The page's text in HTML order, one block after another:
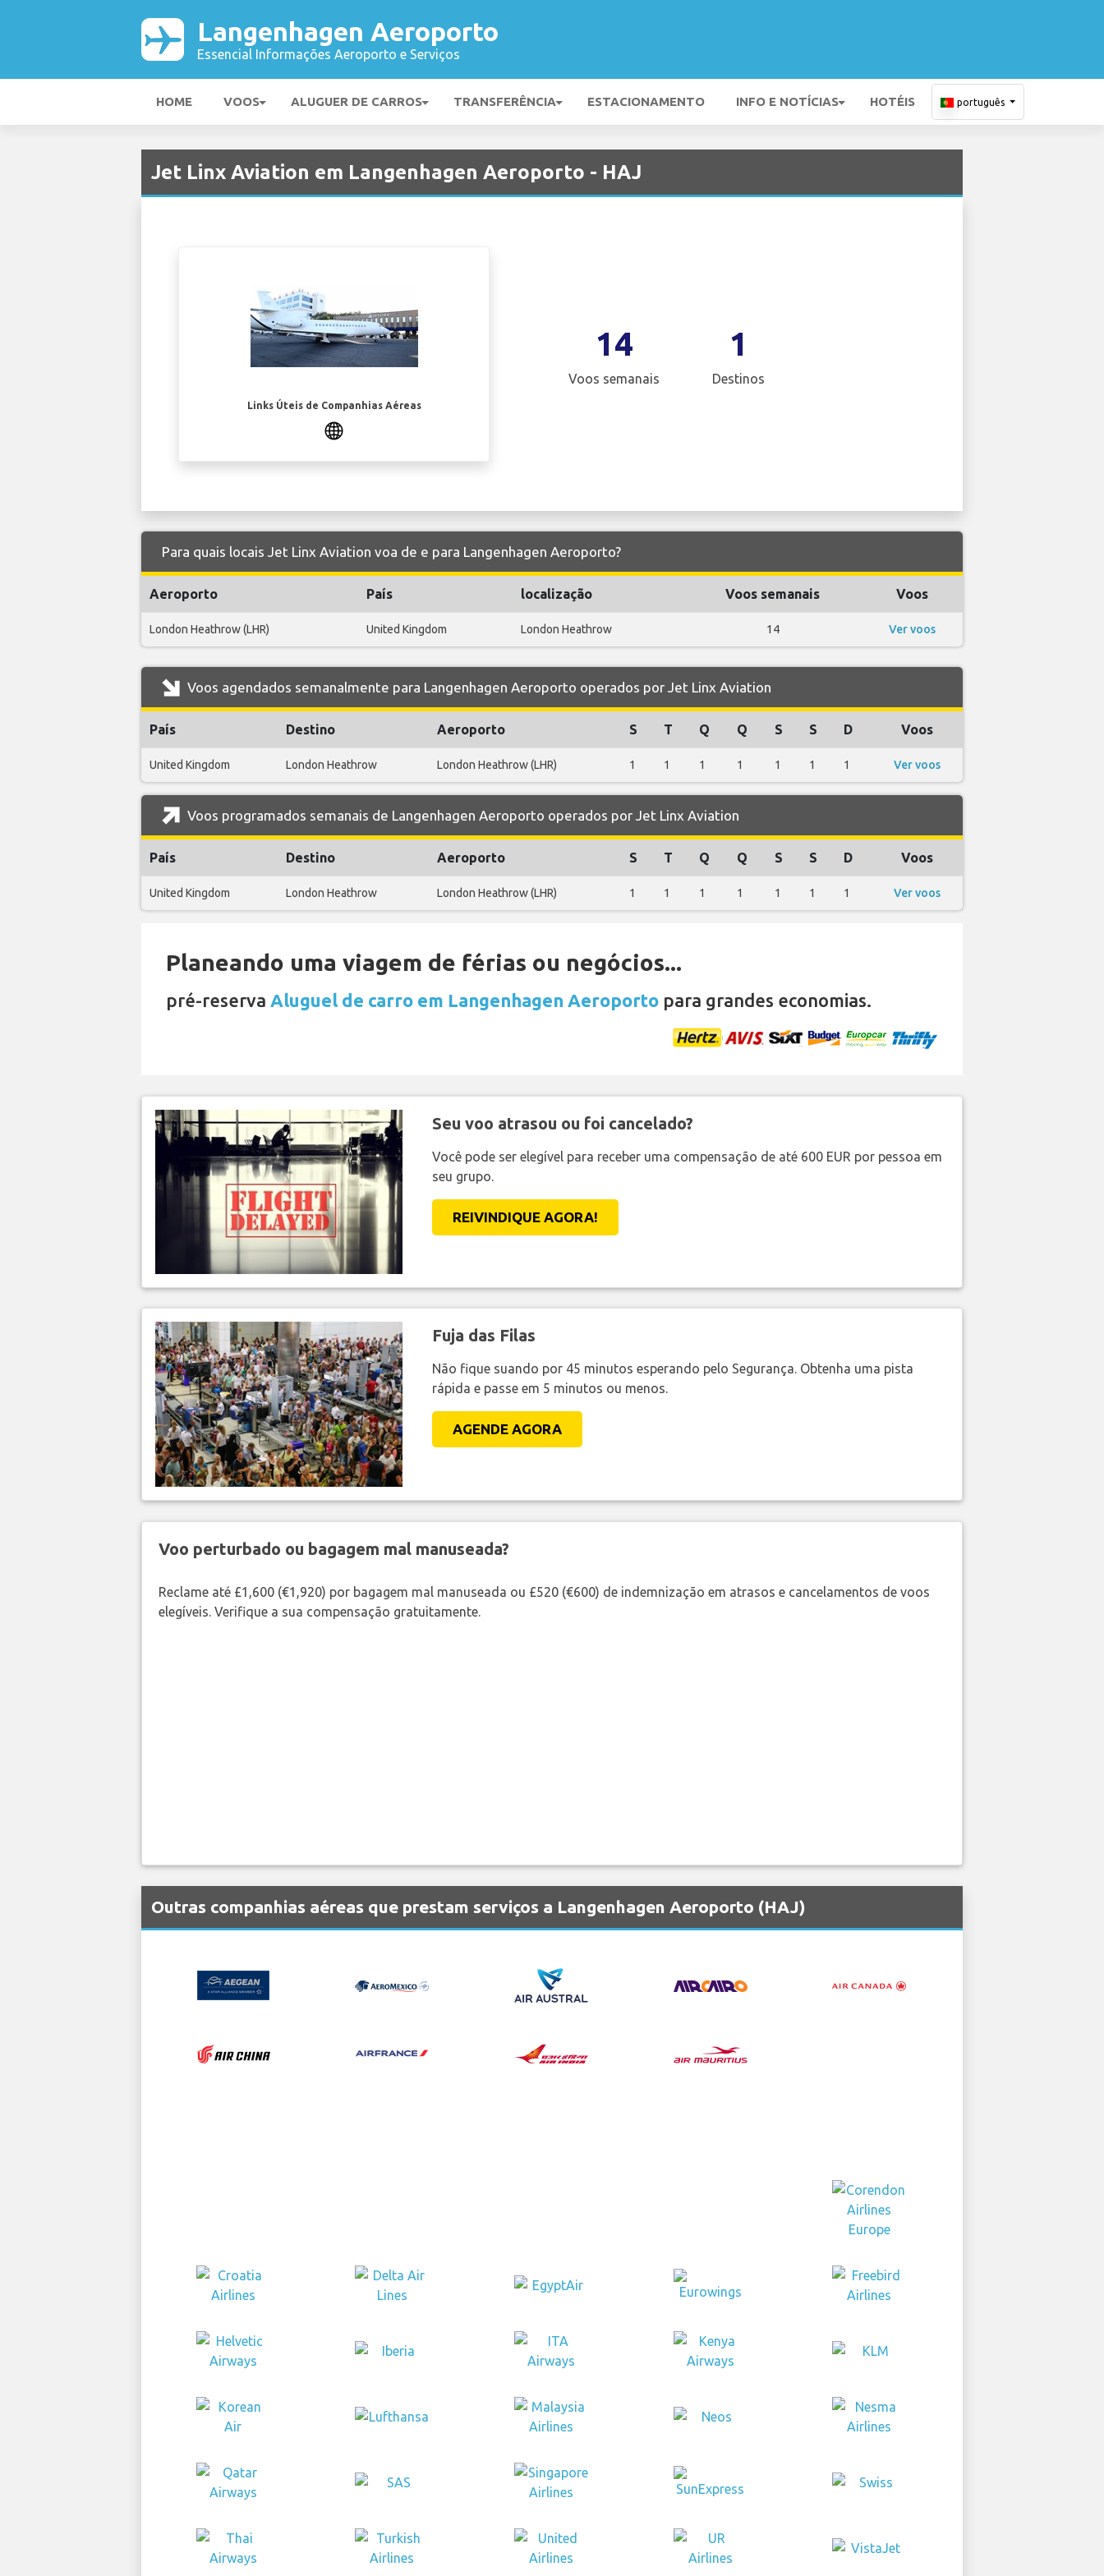
Langenhagen Aeroporto
Essencial Informações Aeroporto e Serviços
HOME VOOS ALUGUER DE CARROS TRANSFERÊNCIA ESTACIONAMENTO INFO E NOTÍCIAS HOTÉIS português
Jet Linx Aviation em Langenhagen Aeroporto - HAJ
Links Úteis de Companhias Aéreas
14
Voos semanais
1
Destinos
Para quais locais Jet Linx Aviation voa de e para Langenhagen Aeroporto?
Aeroporto País localização Voos semanais Voos
London Heathrow (LHR) United Kingdom London Heathrow 14 Ver voos
Voos agendados semanalmente para Langenhagen Aeroporto operados por Jet Linx Aviation
País Destino Aeroporto S T Q Q S S D Voos
United Kingdom London Heathrow London Heathrow (LHR) 1 1 1 1 1 1 1 Ver voos
Voos programados semanais de Langenhagen Aeroporto operados por Jet Linx Aviation
País Destino Aeroporto S T Q Q S S D Voos
United Kingdom London Heathrow London Heathrow (LHR) 1 1 1 1 1 1 1 Ver voos
Planeando uma viagem de férias ou negócios...
pré-reserva Aluguel de carro em Langenhagen Aeroporto para grandes economias.
Seu voo atrasou ou foi cancelado?
Você pode ser elegível para receber uma compensação de até 600 EUR por pessoa em
seu grupo.
REIVINDIQUE AGORA!
Fuja das Filas
Não fique suando por 45 minutos esperando pelo Segurança. Obtenha uma pista
rápida e passe em 5 minutos ou menos.
AGENDE AGORA
Voo perturbado ou bagagem mal manuseada?
Reclame até £1,600 (€1,920) por bagagem mal manuseada ou £520 (€600) de indemnização em atrasos e cancelamentos de voos
elegíveis. Verifique a sua compensação gratuitamente.
Outras companhias aéreas que prestam serviços a Langenhagen Aeroporto (HAJ)